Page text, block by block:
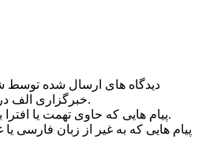
دیدگاه های ارسال شده توسط
خبرگزاری الف در وب منتشر خواهد شد.
پیام هایی که حاوی تهمت یا افترا باشد منتشر نخواهد شد.
پیام هایی که به غیر از زبان فارسی